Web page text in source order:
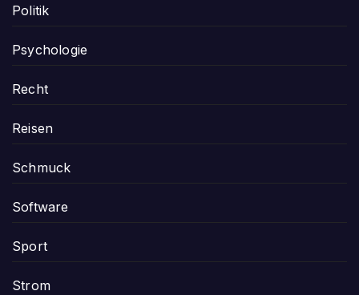
Politik
Psychologie
Recht
Reisen
Schmuck
Software
Sport
Strom